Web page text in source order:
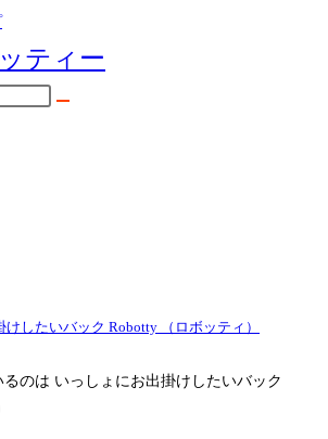
ティー
したいバック Robotty （ロボッティ）